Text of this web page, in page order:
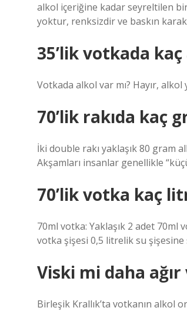
alkol içeriğine kadar seyreltilen
yoktur, renksizdir ve baskın
35’lik votkada
Votkada alkol var mı? Hayır,
70’lik rakıda kaç
İki double rakı yaklaşık 80 gram
Akşamları insanlar genellikle
70’lik votka kaç
70ml votka: Yaklaşık 2 adet 70ml
votka şişesi 0,5 litrelik su şişesine
Viski mi daha ağır
Birleşik Krallık’ta votkanın alkol